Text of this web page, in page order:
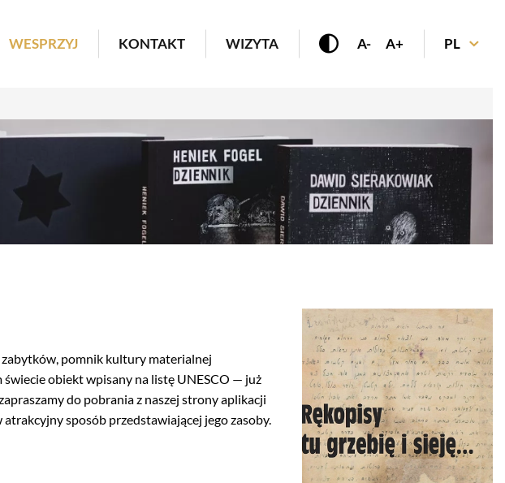
Header Menu
WESPRZYJ KONTAKT WIZYTA A- A+ PL
pomnik kultury materialnej
świecie obiekt wpisany na listę UNESCO — już
do pobrania z naszej strony aplikacji
sposób przedstawiającej jego zasoby.